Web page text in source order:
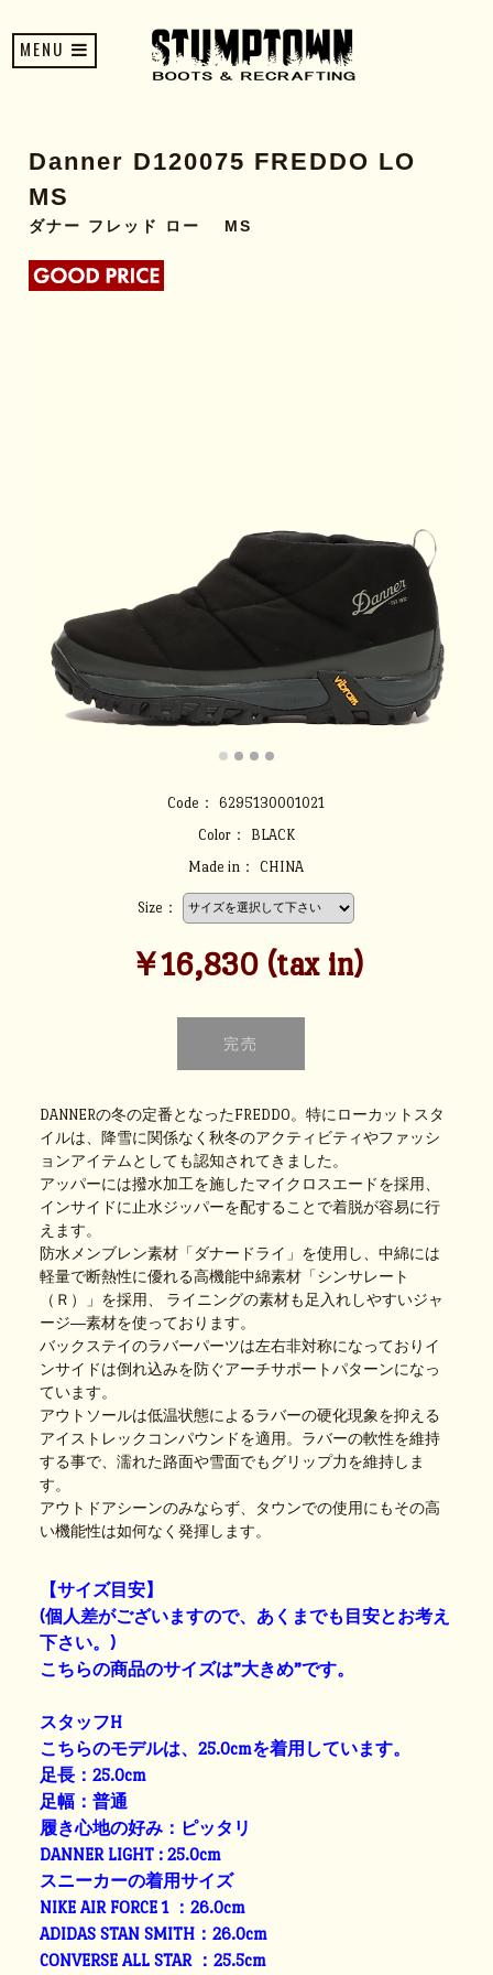
MENU
Danner D120075 FREDDO LO
MS
ダナー フレッド ロー MS
Code：
6295130001021
Color：
BLACK
Made in：
CHINA
Size：
￥16,830 (tax in)
DANNERの冬の定番となったFREDDO。特にローカットスタ
イルは、降雪に関係なく秋冬のアクティビティやファッシ
ョンアイテムとしても認知されてきました。
アッパーには撥水加工を施したマイクロスエードを採用、
インサイドに止水ジッパーを配することで着脱が容易に行
えます。
防水メンブレン素材「ダナードライ」を使用し、中綿には
軽量で断熱性に優れる高機能中綿素材「シンサレート
（Ｒ）」を採用、 ライニングの素材も足入れしやすいジャ
ージ―素材を使っております。
バックステイのラバーパーツは左右非対称になっておりイ
ンサイドは倒れ込みを防ぐアーチサポートパターンになっ
ています。
アウトソールは低温状態によるラバーの硬化現象を抑える
アイストレックコンパウンドを適用。ラバーの軟性を維持
する事で、濡れた路面や雪面でもグリップ力を維持しま
す。
アウトドアシーンのみならず、タウンでの使用にもその高
い機能性は如何なく発揮します。
【サイズ目安】
(個人差がございますので、あくまでも目安とお考え
下さい。)
こちらの商品のサイズは”大きめ”です。
スタッフH
こちらのモデルは、25.0cmを着用しています。
足長：25.0cm
足幅：普通
履き心地の好み：ピッタリ
DANNER LIGHT : 25.0cm
スニーカーの着用サイズ
NIKE AIR FORCE 1 ：26.0cm
ADIDAS STAN SMITH：26.0cm
CONVERSE ALL STAR ：25.5cm